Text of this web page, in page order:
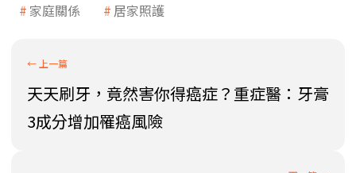
家庭關係
居家照護
天天刷牙，竟然害你得癌症？重症醫：牙膏
3成分增加罹癌風險